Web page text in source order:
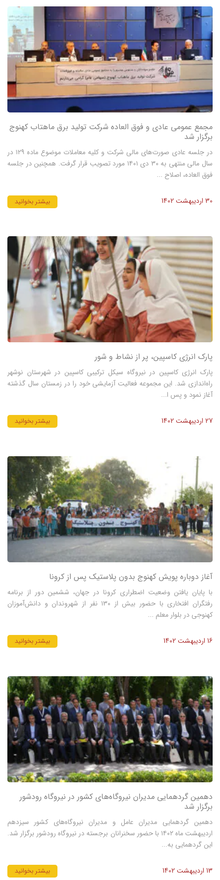
مجمع عمومی عادی و فوق العاده شرکت تولید برق ماهتاب کهنوج
برگزار شد
در جلسه عادی صورت‌های مالی شرکت و کلیه معاملات موضوع ماده ۱۲۹ در
سال مالی منتهی به ۳۰ دی ۱۴۰۱ مورد تصویب قرار گرفت. همچنین در جلسه
فوق العاده، اصلاح ...
30 اردیبهشت 1402 بیشتر بخوانید
پارک انرژی کاسپین، پر از نشاط و شور
پارک انرژی کاسپین در نیروگاه سیکل ترکیبی کاسپین در شهرستان نوشهر
راه‌اندازی شد. این مجموعه فعالیت آزمایشی خود را در زمستان سال گذشته
آغاز نمود و پس ا...
27 اردیبهشت 1402 بیشتر بخوانید
آغاز دوباره پویش کهنوج بدون پلاستیک پس از کرونا
با پایان یافتن وضعیت اضطراری کرونا در جهان، ششمین دور از برنامه
رفتگران افتخاری با حضور بیش از ۱۳۰ نفر از شهروندان و دانش‌آموزان
کهنوجی در بلوار معلم ...
16 اردیبهشت 1402 بیشتر بخوانید
دهمین گردهمایی مدیران نیروگاه‌های کشور در نیروگاه رودشور
برگزار شد
دهمین گردهمایی مدیران عامل و مدیران نیروگاه‌‌‌های کشور سیزدهم
اردیبهشت ماه ۱۴۰۲ با حضور سخنرانان برجسته در نیروگاه رودشور برگزار شد.
این گردهمایی به‌‌...
13 اردیبهشت 1402 بیشتر بخوانید